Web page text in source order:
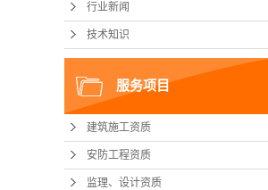
行业新闻
技术知识
服务项目
建筑施工资质
安防工程资质
监理、设计资质